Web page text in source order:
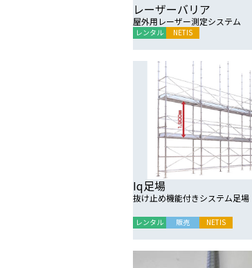
レーザーバリア
屋外用レーザー測定システム
レンタル NETIS
Iq足場
抜け止め機能付きシステム足場
レンタル 販売 NETIS